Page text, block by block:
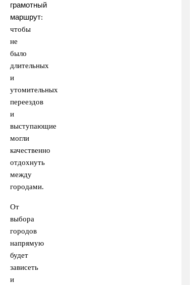
грамотный
маршрут:
чтобы
не
было
длительных
и
утомительных
переездов
и
выступающие
могли
качественно
отдохнуть
между
городами.
От
выбора
городов
напрямую
будет
зависеть
и